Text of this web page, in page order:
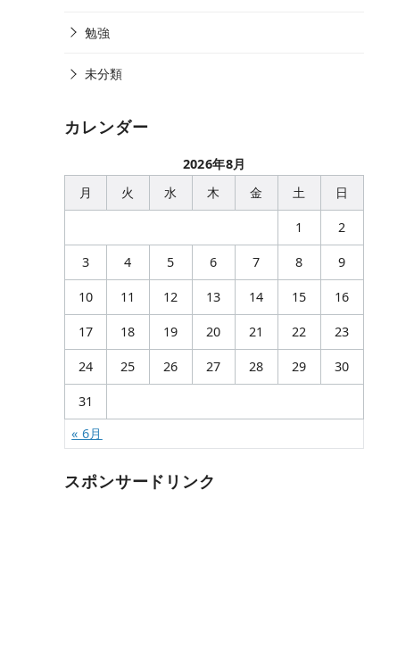
勉強
未分類
カレンダー
2026年8月
月
火 水 木 金 土 日
1 2
3 4 5 6 7 8 9
10 11 12 13 14 15 16
17 18 19 20 21 22 23
24 25 26 27 28 29 30
31
« 6月
スポンサードリンク